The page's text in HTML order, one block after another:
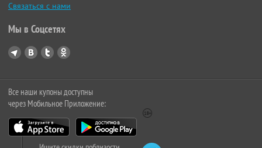
Связаться с нами
Мы в Соцсетях
Все наши купоны доступны
через Мобильное Приложение: